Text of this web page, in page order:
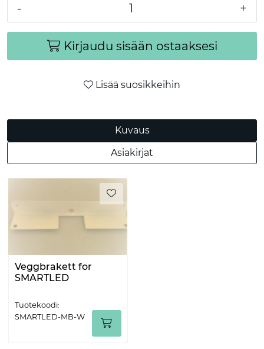
- +
Kirjaudu sisään ostaaksesi
Lisää suosikkeihin
Kuvaus
Asiakirjat
Veggbrakett for
SMARTLED
Tuotekoodi:
SMARTLED-MB-W